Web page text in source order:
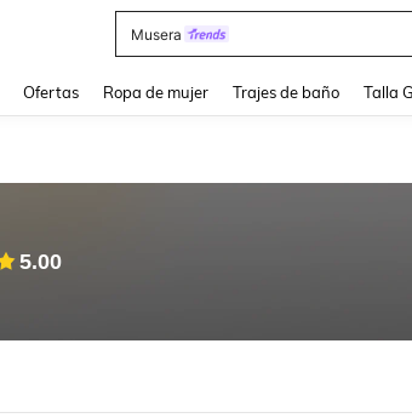
Musera
Ofertas Ropa de mujer Trajes de baño Talla
5.00